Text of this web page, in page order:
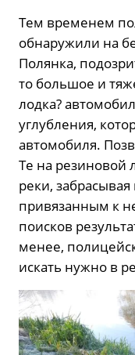
Тем временем
обнаружили на
Полянка,
то большое и
лодка?
углубления,
автомобиля.
Те на резиновой
реки,
привязанным к
поисков
менее,
искать нужно в